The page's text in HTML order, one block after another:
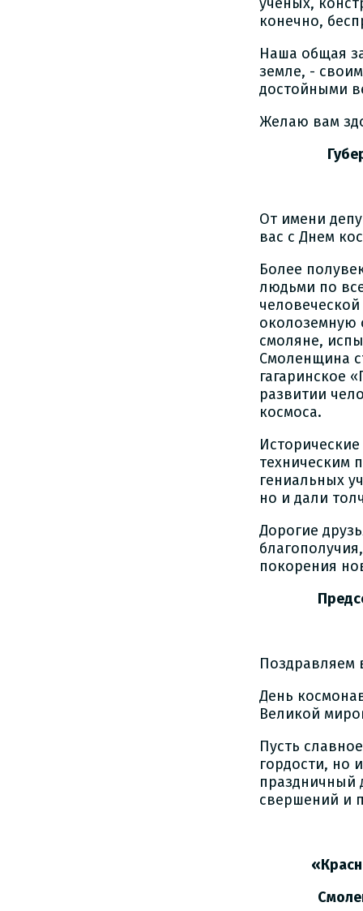
конечно,
Наша общая
земле, -
достойными
Желаю вам
От имени
вас с Днем
Более
людьми по
околоземную
смоляне,
Смоленщина
гагаринское
развитии
космоса.
техническим
гениальных
но и дали
Дорогие
покорения
Поздравляем
День
Великой
Пусть
гордости, но
праздничный
свершений и